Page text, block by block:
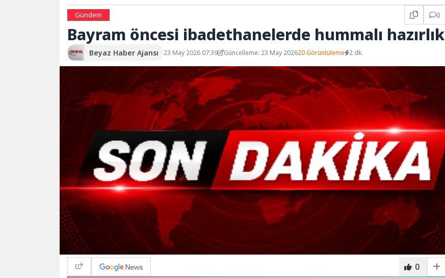
Gündem 0
Bayram öncesi ibadethanelerde hummalı hazırlık
Beyaz Haber Ajansı 23 May 2026 07:39 Güncelleme: 23 May 202620 Görüntüleme 2 dk.
0